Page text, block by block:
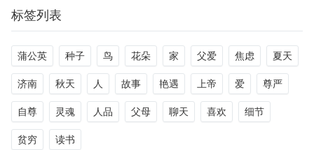
标签列表
蒲公英 种子 鸟 花朵 家 父爱 焦虑 夏天
济南 秋天 人 故事 艳遇 上帝 爱 尊严
自尊 灵魂 人品 父母 聊天 喜欢 细节
贫穷 读书